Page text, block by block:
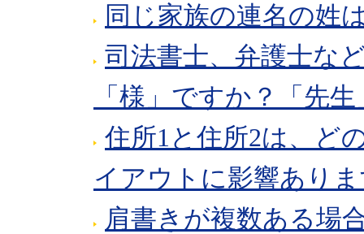
同じ家族の連名の姓
司法書士、弁護士な
「様」ですか？「先
住所1と住所2は、ど
イアウトに影響あり
肩書きが複数ある場